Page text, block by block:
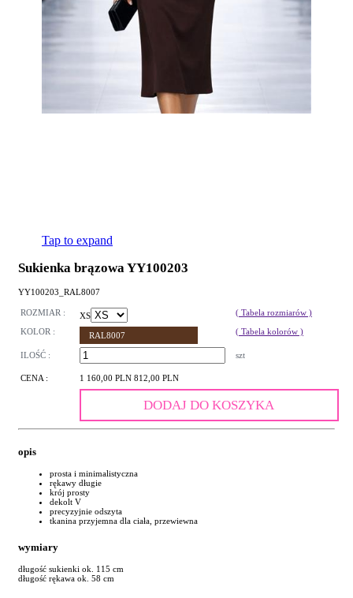
Tap to expand
Sukienka brązowa YY100203
YY100203_RAL8007
ROZMIAR : XS
( Tabela rozmiarów )
KOLOR :
RAL8007 ( Tabela kolorów )
ILOŚĆ : szt
CENA : 1 160,00 PLN 812,00 PLN
DODAJ DO KOSZYKA
opis
prosta i minimalistyczna
rękawy długie
krój prosty
dekolt V
precyzyjnie odszyta
tkanina przyjemna dla ciała, przewiewna
wymiary
długość sukienki ok. 115 cm
długość rękawa ok. 58 cm